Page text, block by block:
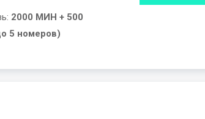
2000 МИН + 500
5 номеров)